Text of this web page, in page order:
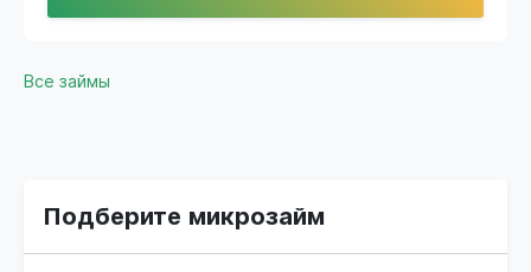
Все займы
Подберите микрозайм